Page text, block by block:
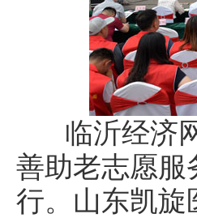
临沂经济网
善助老志愿服
行。山东凯旋